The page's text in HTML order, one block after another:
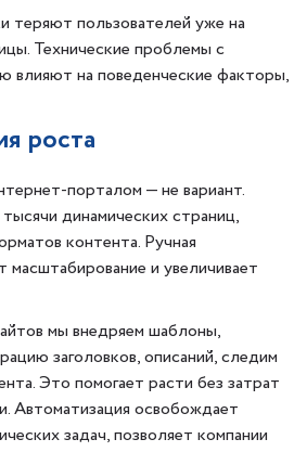
пользователей уже на
Технические проблемы с
влияют на поведенческие факторы,
роста
порталом — не вариант.
динамических страниц,
контента. Ручная
и увеличивает
мы внедряем шаблоны,
заголовков, описаний, следим
Это помогает расти без затрат
Автоматизация освобождает
задач, позволяет компании